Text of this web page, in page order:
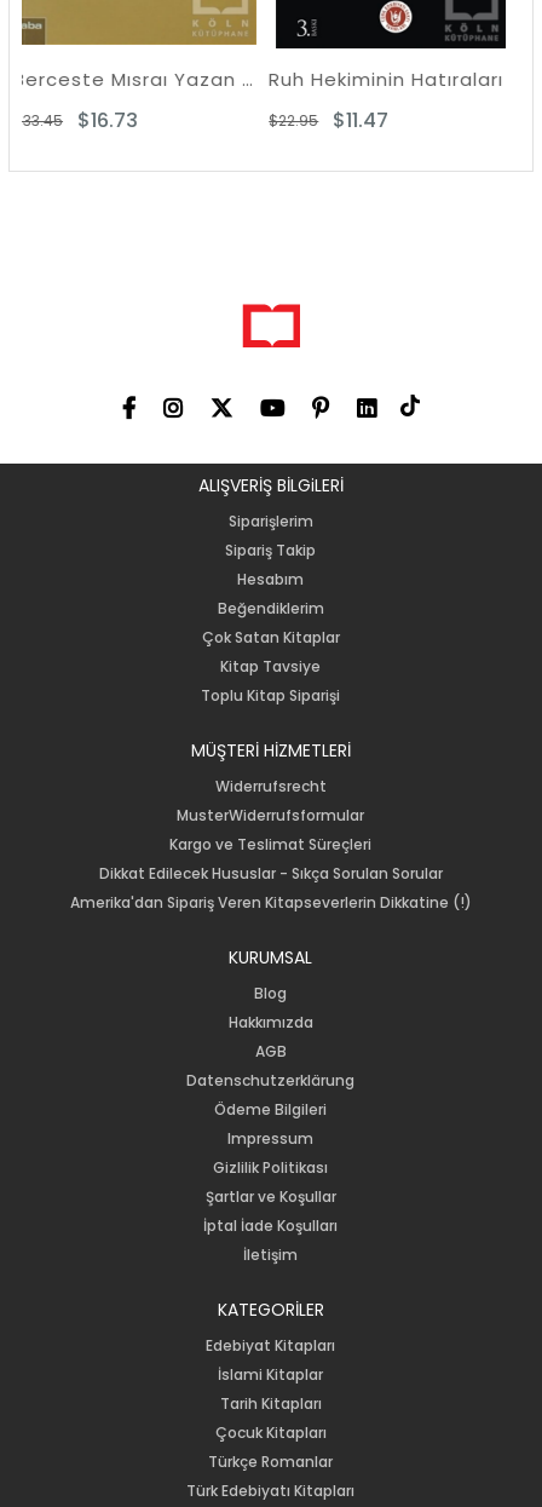
Berceste Mısraı Yazan Komünist - Enver Gökçe Ruh Hekiminin Hatıraları
$11.47
Delilik
ALIŞVERİŞ BİLGiLERİ
Siparişlerim
Sipariş Takip
Hesabım
Beğendiklerim
Çok Satan Kitaplar
Kitap Tavsiye
Toplu Kitap Siparişi
MÜŞTERİ HİZMETLERİ
Widerrufsrecht
MusterWiderrufsformular
Kargo ve Teslimat Süreçleri
Dikkat Edilecek Hususlar - Sıkça Sorulan Sorular
Amerika'dan Sipariş Veren Kitapseverlerin Dikkatine (!)
KURUMSAL
Blog
Hakkımızda
AGB
Datenschutzerklärung
Ödeme Bilgileri
Impressum
Gizlilik Politikası
Şartlar ve Koşullar
İptal İade Koşulları
İletişim
KATEGORİLER
Edebiyat Kitapları
İslami Kitaplar
Tarih Kitapları
Çocuk Kitapları
Türkçe Romanlar
Türk Edebiyatı Kitapları